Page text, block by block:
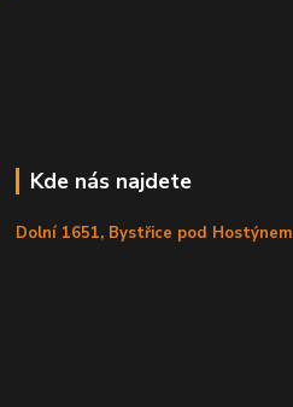
Kde nás najdete
Dolní 1651, Bystřice pod Hostýnem